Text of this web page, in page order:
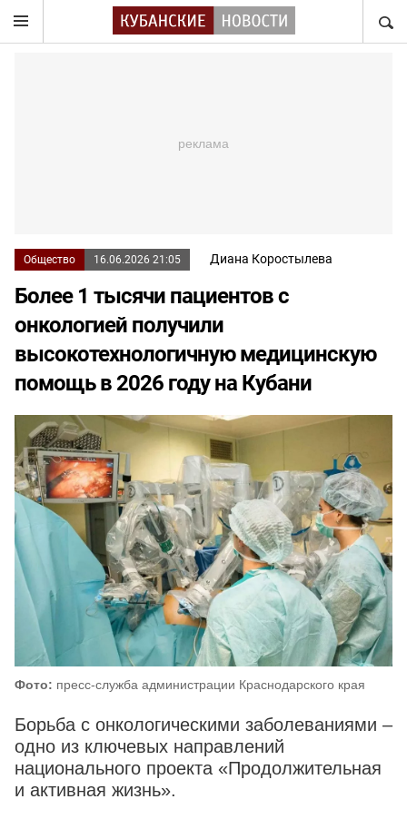
Общество 16.06.2026 21:05 Диана Коростылева
Более 1 тысячи пациентов с
онкологией получили
высокотехнологичную медицинскую
помощь в 2026 году на Кубани
Фото: пресс-служба администрации Краснодарского края
Борьба с онкологическими заболеваниями –
одно из ключевых направлений
национального проекта «Продолжительная
и активная жизнь».